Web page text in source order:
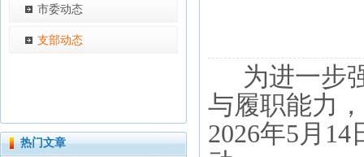
市委动态
支部动态
热门文章
为进一步
与履职能力
2026年5月